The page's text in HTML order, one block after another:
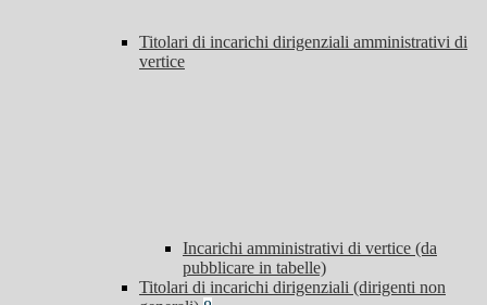
Titolari di incarichi dirigenziali amministrativi di
vertice
Incarichi amministrativi di vertice (da
pubblicare in tabelle)
Titolari di incarichi dirigenziali (dirigenti non